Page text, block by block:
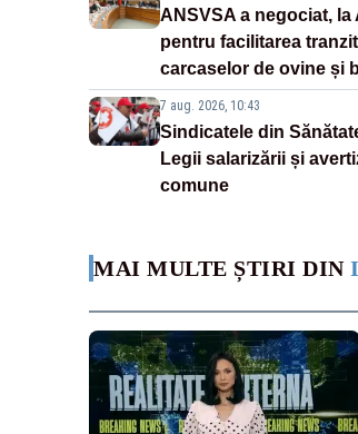
ANSVSA a negociat, la
pentru facilitarea
carcaselor de ovine și
7 aug. 2026, 10:43
Sindicatele din
Legii salarizării și
comune
MAI MULTE ȘTIRI DIN